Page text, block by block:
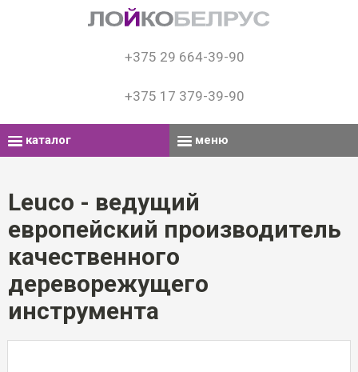
+375 29 664-39-90
+375 17 379-39-90
каталог меню
Leuco - ведущий
европейский производитель
качественного
дереворежущего
инструмента